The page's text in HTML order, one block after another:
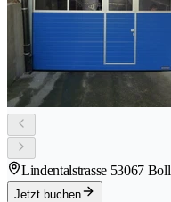
Lindentalstrasse 53067 Boll
Jetzt buchen